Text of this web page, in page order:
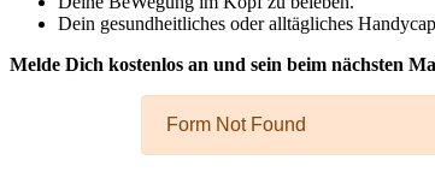
Dein gesundheitliches oder alltägliches
Melde Dich kostenlos an und sein beim nächsten